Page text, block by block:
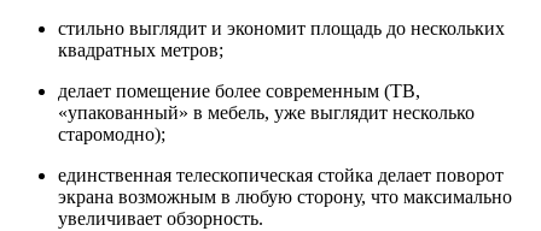
стильно выглядит и экономит площадь до нескольких
квадратных метров;
делает помещение более современным (ТВ,
«упакованный» в мебель, уже выглядит несколько
старомодно);
единственная телескопическая стойка делает поворот
экрана возможным в любую сторону, что максимально
увеличивает обзорность.